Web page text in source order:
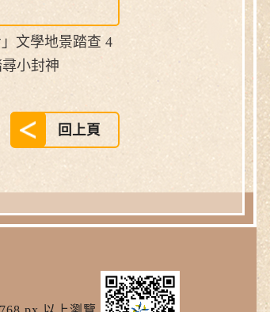
文學地景踏查 4
小封神
回上頁